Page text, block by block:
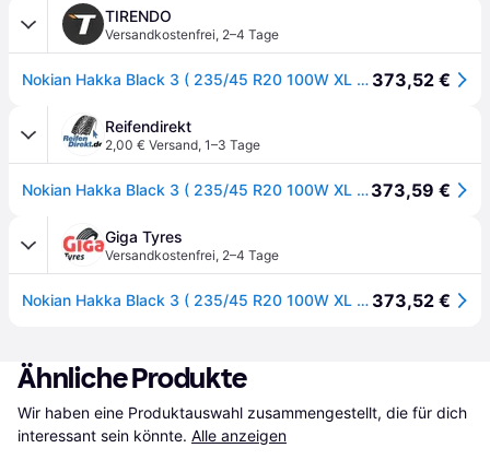
TIRENDO
Versandkostenfrei, 2–4 Tage
Nokian Hakka Black 3 ( 235/45 R20 100W XL SUV, mit Felgenschutz (MFS) ) 373,52 €
Reifendirekt
2,00 € Versand, 1–3 Tage
Nokian Hakka Black 3 ( 235/45 R20 100W XL SUV, mit Felgenschutz (MFS) )373,59 €
Giga Tyres
Versandkostenfrei, 2–4 Tage
Nokian Hakka Black 3 ( 235/45 R20 100W XL SUV, mit Felgenschutz (MFS) ) 373,52 €
Ähnliche Produkte
Wir haben eine Produktauswahl zusammengestellt, die für dich
interessant sein könnte. Alle anzeigen